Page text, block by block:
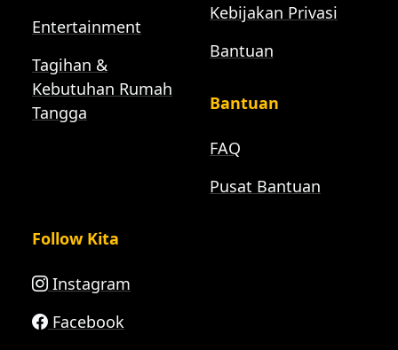
Entertainment
Tagihan &
Kebutuhan Rumah
Tangga
Kebijakan Privasi
Bantuan
Bantuan
FAQ
Pusat Bantuan
Follow Kita
Instagram
Facebook